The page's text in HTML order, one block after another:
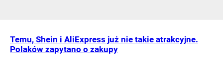
Temu, Shein i AliExpress już nie takie atrakcyjne.
Polaków zapytano o zakupy